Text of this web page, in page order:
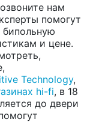
нам
помогут
и цене.
Technology,
hi-fi, в 18
до двери